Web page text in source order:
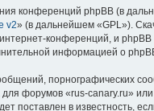
конференций phpBB (в
v2» (в дальнейшем «GPL»).
конференций, и
информацией о
порнографических
форумов «rus-canary.ru»
поставлен в известность,